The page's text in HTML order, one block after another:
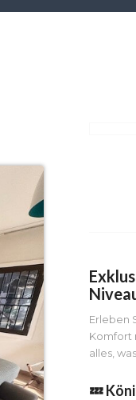
Erleben
Komfort
alles,
💤